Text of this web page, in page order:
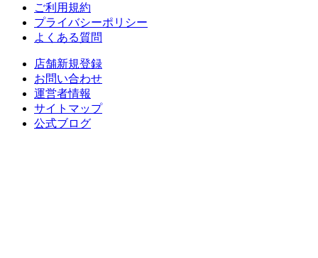
ご利用規約
プライバシーポリシー
よくある質問
店舗新規登録
お問い合わせ
運営者情報
サイトマップ
公式ブログ